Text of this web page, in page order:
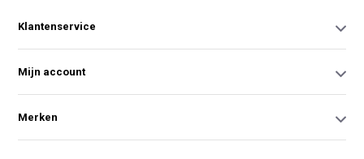
Klantenservice
Mijn account
Merken